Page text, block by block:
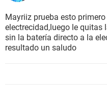
Mayriiz prueba esto
electrecidad,luego le quitas
sin la batería directo a la
resultado un saludo